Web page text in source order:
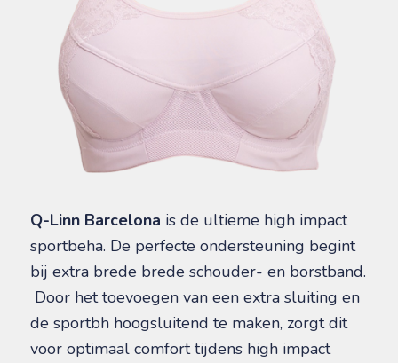
Q-Linn Barcelona is de ultieme high impact
sportbeha. De perfecte ondersteuning begint
bij extra brede brede schouder- en borstband.
Door het toevoegen van een extra sluiting en
de sportbh hoogsluitend te maken, zorgt dit
voor optimaal comfort tijdens high impact